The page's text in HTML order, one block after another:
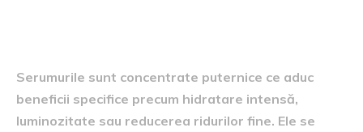
Serumurile sunt concentrate puternice ce aduc
beneficii specifice precum hidratare intensă,
luminozitate sau reducerea ridurilor fine. Ele se